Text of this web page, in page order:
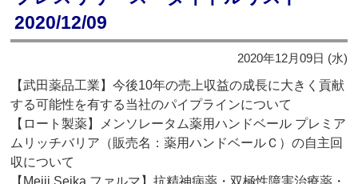
2020/12/09
2020年12月09日 (水)
【武田薬品工業】今後10年の売上収益の成長に大きく貢献
する可能性を有する当社のパイプラインについて
【ロート製薬】メンソレータム薬用ハンドベール プレミア
ムリッチバリア（販売名：薬用ハンドベールＣ）の自主回
収について